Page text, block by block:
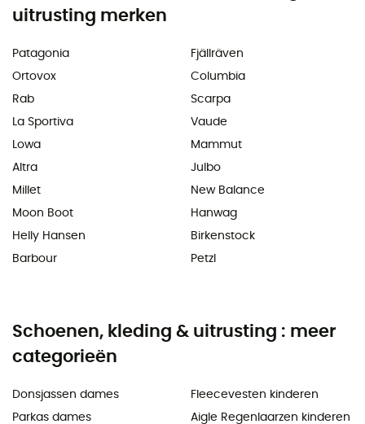
uitrusting merken
Patagonia
Ortovox
Rab
La Sportiva
Lowa
Altra
Millet
Moon Boot
Helly Hansen
Barbour
Fjällräven
Columbia
Scarpa
Vaude
Mammut
Julbo
New Balance
Hanwag
Birkenstock
Petzl
Schoenen, kleding & uitrusting : meer
categorieën
Donsjassen dames
Parkas dames
Fleecevesten kinderen
Aigle Regenlaarzen kinderen